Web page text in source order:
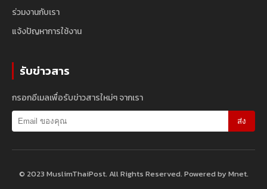
ร่วมงานกับเรา
แจ้งปัญหาการใช้งาน
รับข่าวสาร
กรอกอีเมลเพื่อรับข่าวสารใหม่ๆ จากเรา
ส่ง
© 2023 MuslimThaiPost. All Rights Reserved. Powered by Mnet.